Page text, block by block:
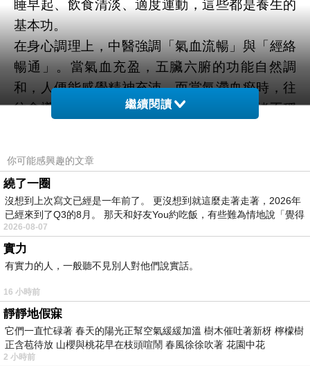
睡早起、飲食清淡、適度運動，這些都是養生的
基本功。
在身心調理上，中醫強調「氣血流暢」與「經絡
暢通」。當氣血充盈，五臟六腑的功能自然調
和，人便能感覺精神充沛。而當氣滯血瘀時，往
往會導致疲憊、頭痛、肌肉痠痛，甚至情緒不穩
按摩與整復：現代人養生的捷徑
按摩作為一種古老的養生方式，流傳至今仍廣受
歡迎。透過專業的推拿、整復與按摩，可以疏通
經絡、促進血液循環、緩解壓力。特別是長時間
維持坐姿的上班族，頸肩僵硬、腰背酸痛幾乎是
必然的現象。若能定期接受專業的調理，不僅能
改善身體不適，還能幫助恢復精神。
在台中地區，有許多值得信賴的養生場所。例
如，台中西區專業推拿整復就提供專業的整復服
務，適合因姿勢不良或長期壓力造成痠痛的人
繼續閱讀
你可能感興趣的文章
繞了一圈
沒想到上次寫文已經是一年前了。 更沒想到就這麼走著走著，2026年
已經來到了Q3的8月。 那天和好友You約吃飯，有些難為情地說「覺得
2026-08-07
實力
有實力的人，一般聽不見別人對他們說實話。
16 小時前
靜靜地假寐
它們一直忙碌著 春天的陽光正幫空氣緩緩加溫 樹木催吐著新枒 檸檬樹
正含苞待放 山櫻與桃花早在枝頭喧鬧 春風徐徐吹著 花園中花
2 小時前